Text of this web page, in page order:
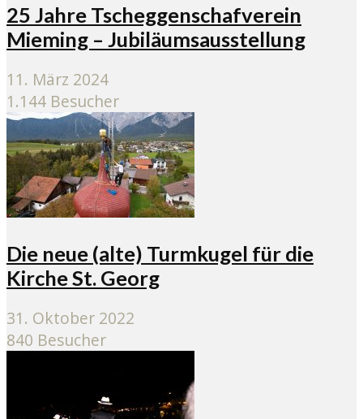
25 Jahre Tscheggenschafverein
Mieming – Jubiläumsausstellung
11. März 2024
1.144 Besucher
Die neue (alte) Turmkugel für die
Kirche St. Georg
31. Oktober 2022
840 Besucher